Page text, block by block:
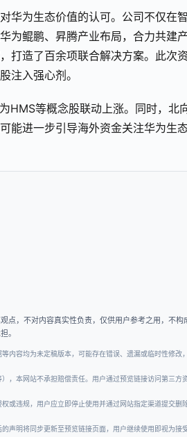
华为生态价值的认可。公司不仅在
为鲲鹏、昇腾产业布局，合力共建
打造了百余项联合解决方案。此次
注入强心剂。
HMS等概念股联动上涨。同时，北
进一步引导海外资金关注华为生态
点，不对内容真实性负责，仅供用户参考之用，不构
。
内容均为未定稿版本，可能存在错误、遗漏或临时性修改，
，本网站不承担赔偿责任。用户通过预览链接访问第三方
或违规，用户应立即停止使用并通过网站指定渠道提交删
声明将同步更新至预览链接页面，用户继续使用即视为接